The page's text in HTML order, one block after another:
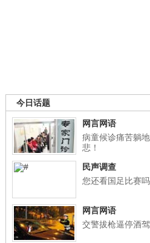
今日话题
网言网语
病童候诊痛苦躺地
悲！
民声调查
您还看国足比赛吗
网言网语
交警拔枪逼停酒